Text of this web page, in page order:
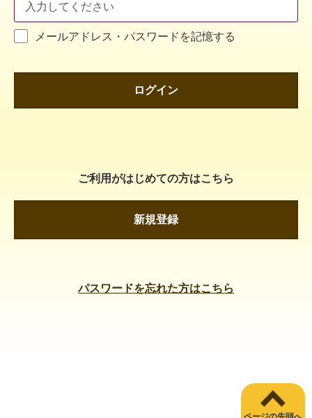
メールアドレス・パスワードを記憶する
ログイン
ご利用がはじめての方はこちら
新規登録
パスワードを忘れた方はこちら